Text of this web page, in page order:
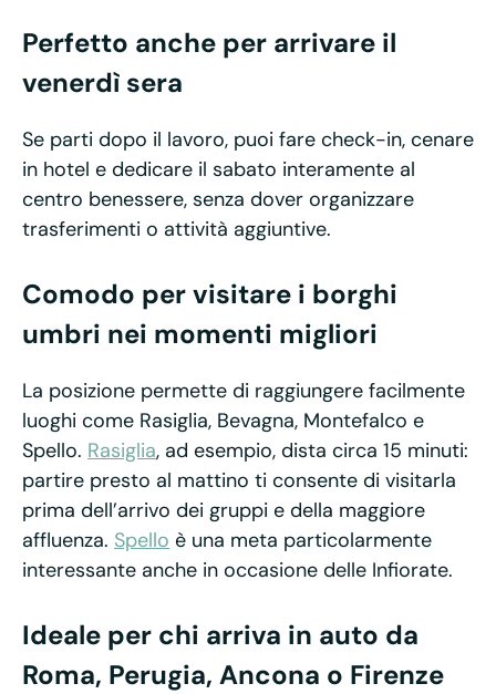
Perfetto anche per arrivare il
venerdì sera
Se parti dopo il lavoro, puoi fare check-in, cenare
in hotel e dedicare il sabato interamente al
centro benessere, senza dover organizzare
trasferimenti o attività aggiuntive.
Comodo per visitare i borghi
umbri nei momenti migliori
La posizione permette di raggiungere facilmente
luoghi come Rasiglia, Bevagna, Montefalco e
Spello. Rasiglia, ad esempio, dista circa 15 minuti:
partire presto al mattino ti consente di visitarla
prima dell’arrivo dei gruppi e della maggiore
affluenza. Spello è una meta particolarmente
interessante anche in occasione delle Infiorate.
Ideale per chi arriva in auto da
Roma, Perugia, Ancona o Firenze